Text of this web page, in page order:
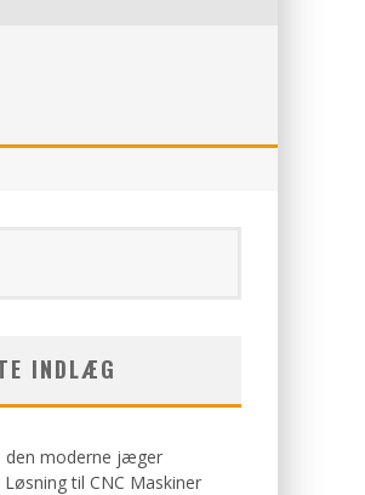
INDLÆG
den moderne jæger
til CNC Maskiner